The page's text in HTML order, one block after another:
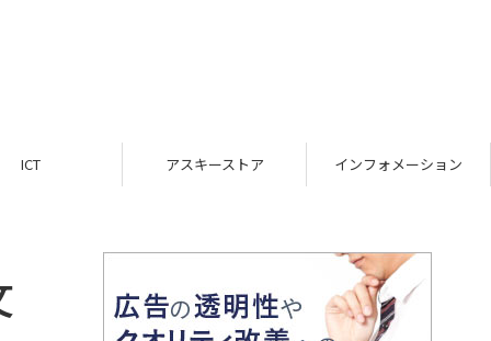
ICT アスキーストア インフォメーション